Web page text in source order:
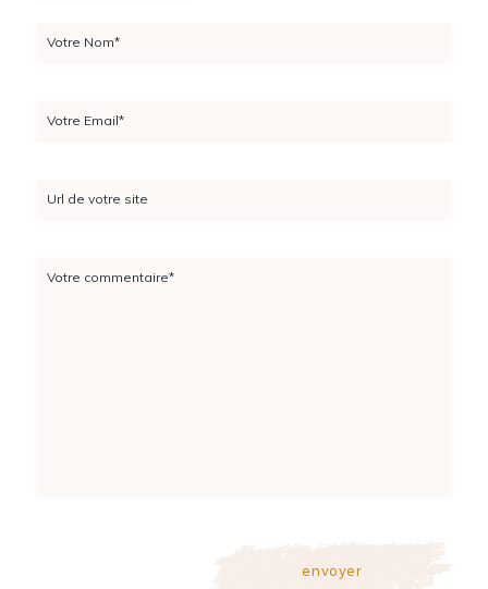
Votre Nom*
Votre Email*
Url de votre site
Votre commentaire*
envoyer